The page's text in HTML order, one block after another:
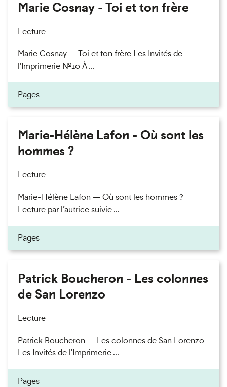
Marie Cosnay - Toi et ton frère
Lecture
Marie Cosnay — Toi et ton frère Les Invités de
l'Imprimerie n°10 À ...
Pages
Marie-Hélène Lafon - Où sont les
hommes ?
Lecture
Marie-Hélène Lafon — Où sont les hommes ?
Lecture par l’autrice suivie ...
Pages
Patrick Boucheron - Les colonnes
de San Lorenzo
Lecture
Patrick Boucheron — Les colonnes de San Lorenzo
Les Invités de l'Imprimerie ...
Pages